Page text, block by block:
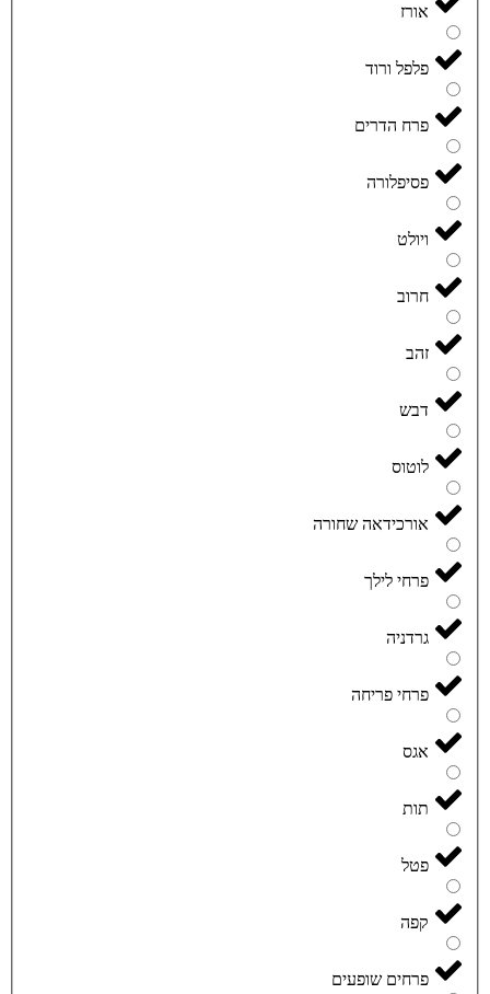
אורז
פלפל ורוד
פרח הדרים
פסיפלורה
ויולט
חרוב
זהב
דבש
לוטוס
אורכידאה שחורה
פרחי לילך
גרדניה
פרחי פריחה
אגס
תות
פטל
קפה
פרחים שופעים